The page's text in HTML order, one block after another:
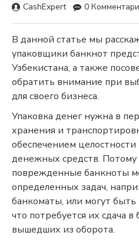
CashExpert 0
В данной статье мы
упаковщики банкнот
Узбекистана, а также
обратить внимание при
для своего бизнеса.
Упаковка денег нужна в
хранения и
обеспечением
денежных средств. Потому
поврежденные банкноты
определенных задач,
банкоматы, или могут
что потребуется их сдача
вышедших из оборота.